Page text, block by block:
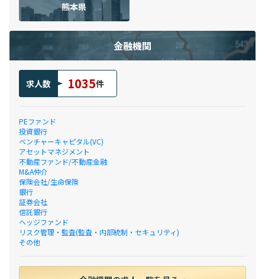
熊本県
金融機関
求人数 1035件
PEファンド
投資銀行
ベンチャーキャピタル(VC)
アセットマネジメント
不動産ファンド/不動産金融
M&A仲介
保険会社/生命保険
銀行
証券会社
信託銀行
ヘッジファンド
リスク管理・監査(監査・内部統制・セキュリティ)
その他